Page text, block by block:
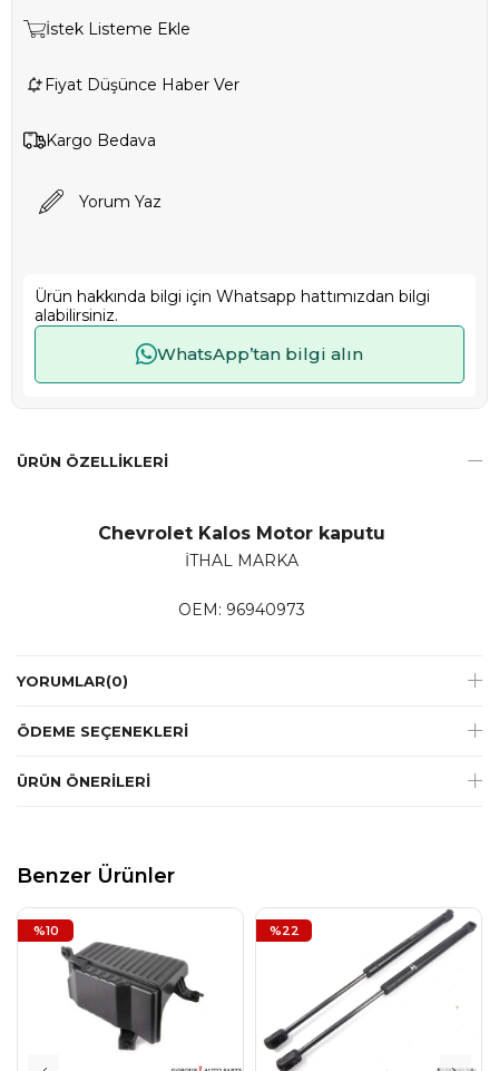
İstek Listeme Ekle
Fiyat Düşünce Haber Ver
Kargo Bedava
Yorum Yaz
Ürün hakkında bilgi için Whatsapp hattımızdan bilgi
alabilirsiniz.
WhatsApp’tan bilgi alın
ÜRÜN ÖZELLIKLERI
Chevrolet Kalos Motor kaputu
İTHAL MARKA
OEM: 96940973
YORUMLAR(0)
ÖDEME SEÇENEKLERI
ÜRÜN ÖNERILERI
Benzer Ürünler
%10 %22